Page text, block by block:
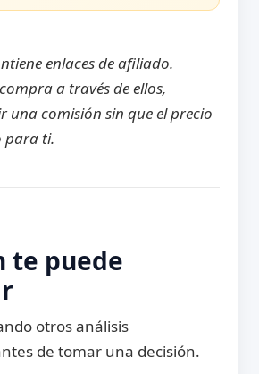
enlaces de afiliado.
a través de ellos,
una comisión sin que el precio
para ti.
te puede
otros análisis
de tomar una decisión.